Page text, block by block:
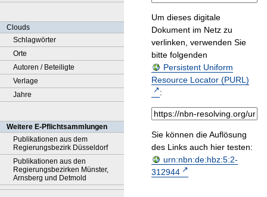
Clouds
Schlagwörter
Orte
Autoren / Beteiligte
Verlage
Jahre
Weitere E-Pflichtsammlungen
Publikationen aus dem
Regierungsbezirk Düsseldorf
Publikationen aus den
Regierungsbezirken Münster,
Arnsberg und Detmold
Um dieses digitale
Dokument im Netz zu
verlinken, verwenden Sie
bitte folgenden
Persistent Uniform
Resource Locator (PURL)
:
Sie können die Auflösung
des Links auch hier testen:
urn:nbn:de:hbz:5:2-
312944